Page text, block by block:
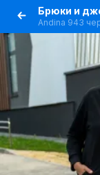
Andina 943